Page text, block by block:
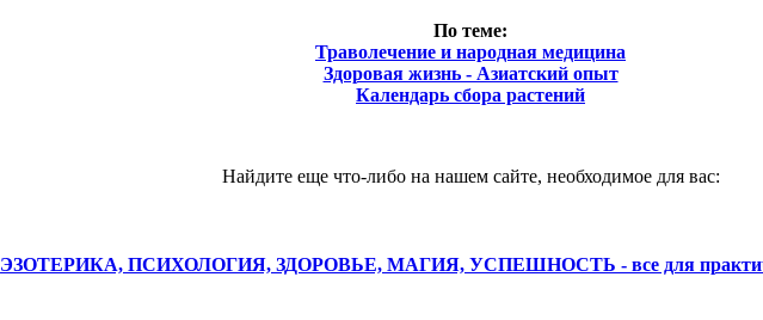
По теме:
Траволечение и народная медицина
Здоровая жизнь - Азиатский опыт
Календарь сбора растений
Найдите еще что-либо на нашем сайте, необходимое для вас:
ЭЗОТЕРИКА, ПСИХОЛОГИЯ, ЗДОРОВЬЕ, МАГИЯ, УСПЕШНОСТЬ - все для